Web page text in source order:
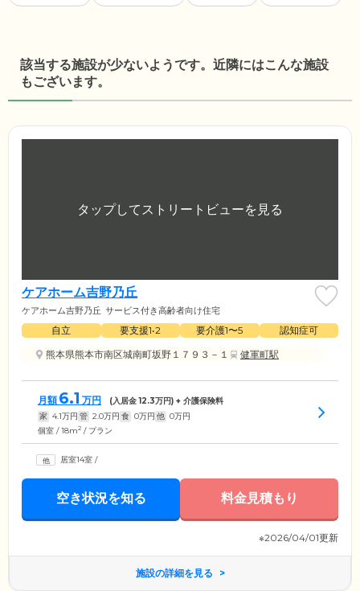
該当する施設が少ないようです。近隣にはこんな施設
もございます。
ケアホーム吉野乃丘
ケアホーム吉野乃丘 サービス付き高齢者向け住宅
自立 要支援1•2 要介護1〜5
認知症可
熊本県熊本市南区城南町坂野１７９３－１
健軍町駅
月額 6.1 万円 (入居金12.3万円) + 介護保険料
家 4.1万円 管 2.0万円 食 0万円 他 0万円
個室 / 18m2 / プラン
居室14室 /
空き状況を知る 料金見積もり
※2026/04/01更新
施設の詳細を見る